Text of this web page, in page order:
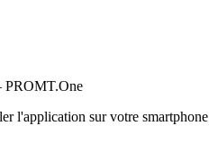
l'application sur votre smartphone